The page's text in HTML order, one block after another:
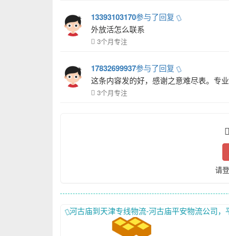
13393103170参与了回复
外放活怎么联系
3个月专注
17832699937参与了回复
这条内容发的好，感谢之意难尽表。专
3个月专注
请
河古庙到天津专线物流-河古庙平安物流公司，平乡县河古庙平安物流有限公司,我们的电话是：19003294999、13930995106。我们是专业从平乡河古庙到天津全境，